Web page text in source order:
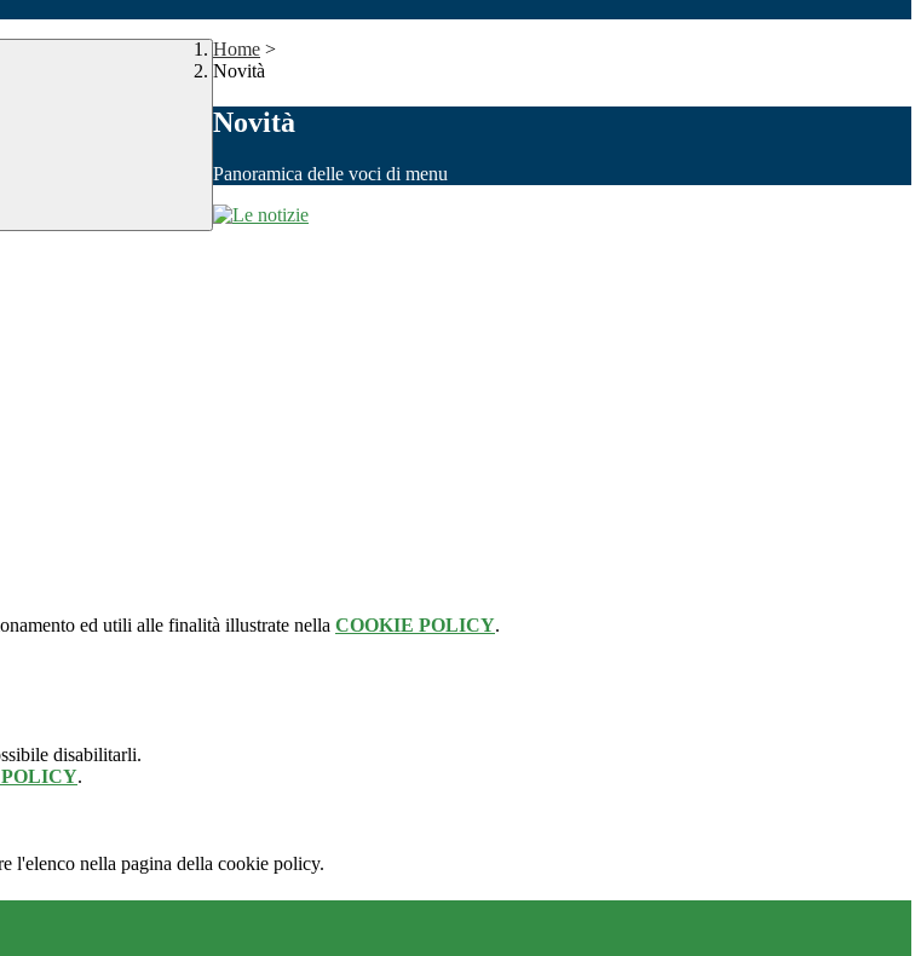
Home >
Novità
Novità
Panoramica delle voci di menu
ed utili alle finalità illustrate nella COOKIE POLICY.
disabilitarli.
.
l'elenco nella pagina della cookie policy.